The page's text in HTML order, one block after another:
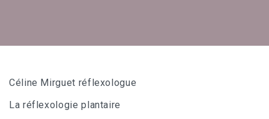
Céline Mirguet réflexologue
La réflexologie plantaire